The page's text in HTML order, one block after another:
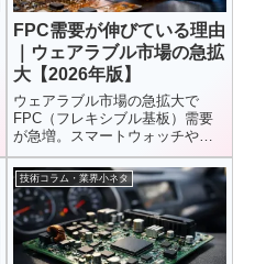
FPC需要が伸びている理由
｜ウェアラブル市場の急拡
大【2026年版】
ウェアラブル市場の急拡大で
FPC（フレキシブル基板）需要
が急増。スマートウォッチや医
療デバイスで採用が進む理由、
具体仕様、主要メーカー動向を
最新データとともに解説しま
す。
技術コラム・業界小ネタ